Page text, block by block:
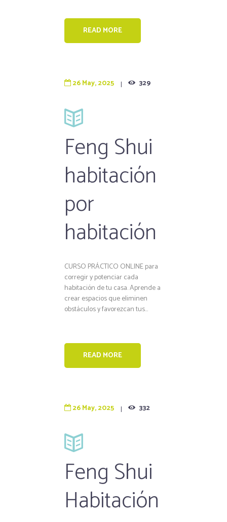
READ MORE
26 May, 2025 329
Feng Shui
habitación
por
habitación
CURSO PRÁCTICO ONLINE para
corregir y potenciar cada
habitación de tu casa. Aprende a
crear espacios que eliminen
obstáculos y favorezcan tus...
READ MORE
26 May, 2025 332
Feng Shui
Habitación